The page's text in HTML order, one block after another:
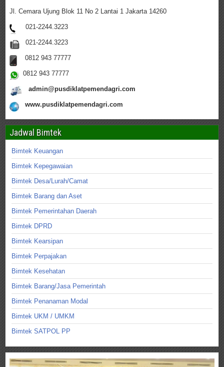
Jl. Cemara Ujung Blok 11 No 2 Lantai 1 Jakarta 14260
021-2244.3223
021-2244.3223
0812 943 77777
0812 943 77777
admin@pusdiklatpemendagri.com
www.pusdiklatpemendagri.com
Jadwal Bimtek
Bimtek Keuangan
Bimtek Kepegawaian
Bimtek Desa/Lurah/Camat
Bimtek Barang dan Aset
Bimtek Pemerintahan Daerah
Bimtek DPRD
Bimtek Kearsipan
Bimtek Perpajakan
Bimtek Kesehatan
Bimtek Barang/Jasa Pemerintah
Bimtek Penanaman Modal
Bimtek UKM / UMKM
Bimtek SATPOL PP